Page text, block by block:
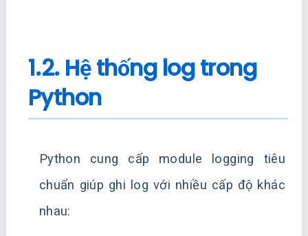
1.2. Hệ thống log trong
Python
Python cung cấp module logging tiêu
chuẩn giúp ghi log với nhiều cấp độ khác
nhau: